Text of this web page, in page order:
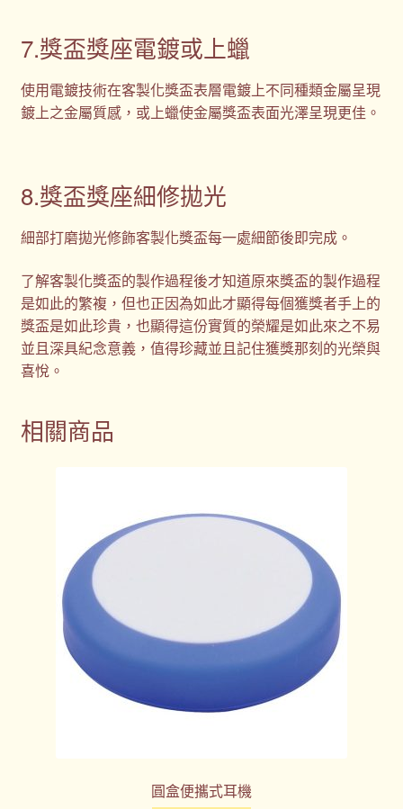
7.獎盃獎座電鍍或上蠟
使用電鍍技術在客製化獎盃表層電鍍上不同種類金屬呈現
鍍上之金屬質感，或上蠟使金屬獎盃表面光澤呈現更佳。
8.獎盃獎座細修拋光
細部打磨拋光修飾客製化獎盃每一處細節後即完成。
了解客製化獎盃的製作過程後才知道原來獎盃的製作過程
是如此的繁複，但也正因為如此才顯得每個獲獎者手上的
獎盃是如此珍貴，也顯得這份實質的榮耀是如此來之不易
並且深具紀念意義，值得珍藏並且記住獲獎那刻的光榮與
喜悅。
相關商品
圓盒便攜式耳機